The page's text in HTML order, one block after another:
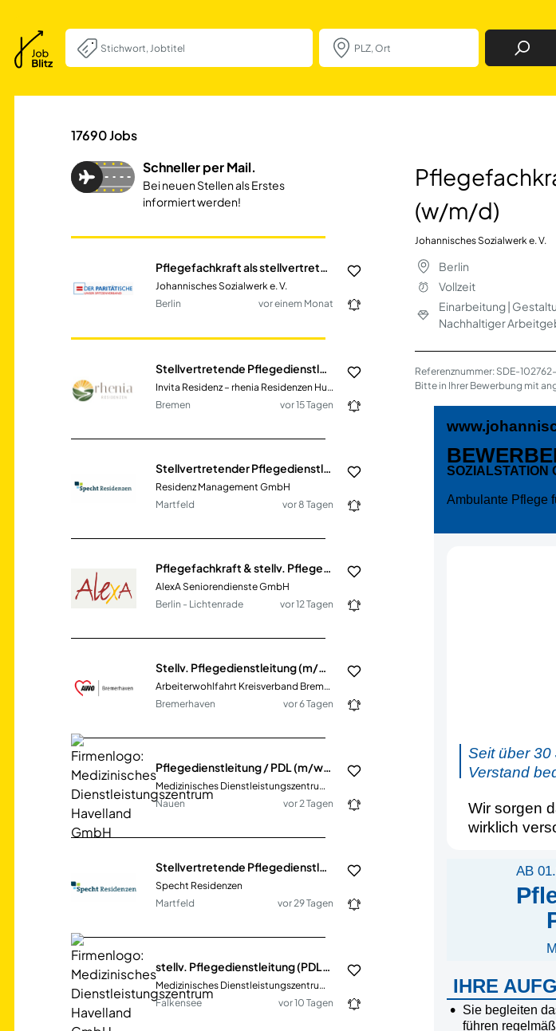
Job
Pflegefachkraft als
17690Jobs
Schneller per Mail.
Bei neuen Stellen als Erstes
informiert werden!
Johannisches Sozialwerk e. V.
Berlin
vor einem Monat
Stellvertretende Pflegedienstleitung (m/w/d) in Vollzeit
Invita Residenz – rhenia Residenzen Huchting GmbH
Bremen
vor 15 Tagen
Stellvertretender Pflegedienstleiter (m/w/d)
Residenz Management GmbH
Martfeld
vor 8 Tagen
AlexA Seniorendienste GmbH
Berlin - Lichtenrade
vor 12 Tagen
Stellv. Pflegedienstleitung (m/w/d)
Arbeiterwohlfahrt Kreisverband Bremerhaven e.V.
Bremerhaven
vor 6 Tagen
Pflegedienstleitung / PDL (m/w/d) – in Vollzeit) oder Stellv. Pflegedienstleitung / PDL (m/w/d) – mindestens 30 Std/Wo) (MDZ-238)
Medizinisches Dienstleistungszentrum Havelland GmbH
Nauen
vor 2 Tagen
Stellvertretende Pflegedienstleitung
Specht Residenzen
Martfeld
vor 29 Tagen
Medizinisches Dienstleistungszentrum Havelland GmbH
Falkensee
vor 10 Tagen
(w/m/d)
Johannisches Sozialwerk e. V.
Berlin
Vollzeit
Einarbeitung |
Nachhaltiger
Referenznummer: SDE-
Bitte in Ihrer Bewerbung mit